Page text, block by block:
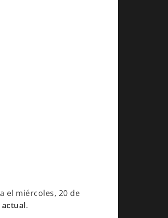
el miércoles, 20 de
.